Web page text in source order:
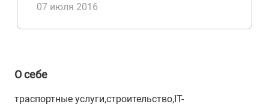
07 июля 2016
О себе
траспортные услуги,строительство,IT-